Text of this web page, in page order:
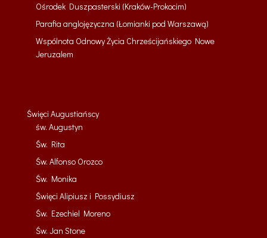
Ośrodek Duszpasterski (Kraków-Prokocim)
Parafia anglojęzyczna (Łomianki pod Warszawą)
Wspólnota Odnowy Życia Chrześcijańskiego Nowe
Jeruzalem
Święci Augustiańscy
św. Augustyn
Św. Rita
Św. Alfonso Orozco
Św. Monika
Święci Alipiusz i Possydiusz
Św. Ezechiel Moreno
Św. Jan Stone